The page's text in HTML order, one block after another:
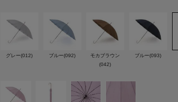
グレー(012) ブルー(092)
モカブラウン
(042)
ブルー(093)